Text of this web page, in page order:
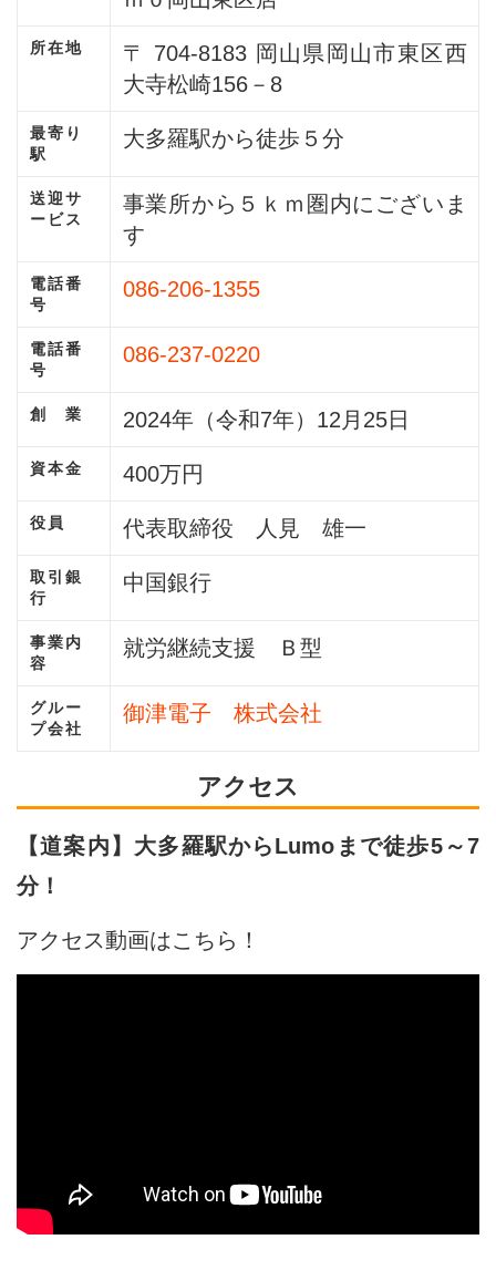
所在地
〒 704-8183 岡山県岡山市東区西
大寺松崎156－8
最寄り
駅
大多羅駅から徒歩５分
送迎サ
ービス
事業所から５ｋｍ圏内にございま
す
電話番
号
086-206-1355
電話番
号
086-237-0220
創 業 2024年（令和7年）12月25日
資本金 400万円
役員 代表取締役 人見 雄一
取引銀
行
中国銀行
事業内
容
就労継続支援 Ｂ型
グルー
プ会社
御津電子 株式会社
アクセス
【道案内】大多羅駅からLumoまで徒歩5～7
分！
アクセス動画はこちら！